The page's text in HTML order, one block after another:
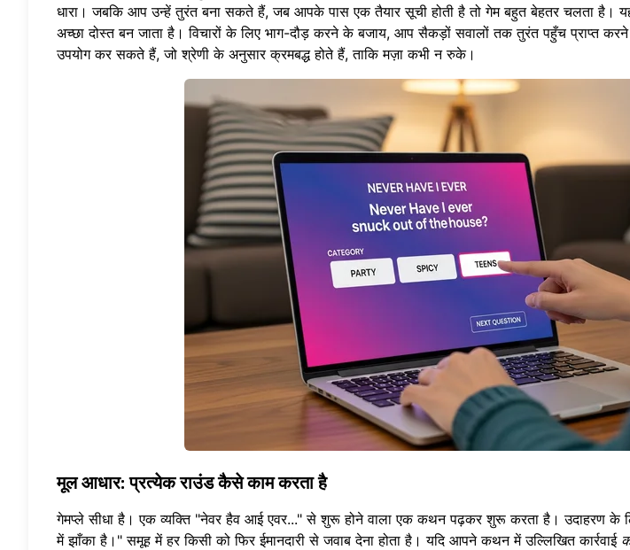
धारा। जबकि आप उन्हें तुरंत बना सकते हैं, जब आपके पास एक तैयार सूची होती है तो गेम बहुत बेहतर चलता
अच्छा दोस्त बन जाता है। विचारों के लिए भाग-दौड़ करने के बजाय, आप सैकड़ों सवालों तक तुरंत पहुँच प्राप्त
उपयोग कर सकते हैं, जो श्रेणी के अनुसार क्रमबद्ध होते हैं, ताकि मज़ा कभी न रुके।
मूल आधार: प्रत्येक राउंड कैसे काम करता है
गेमप्ले सीधा है। एक व्यक्ति "नेवर हैव आई एवर..." से शुरू होने वाला एक कथन पढ़कर शुरू करता है। उदाहरण के
में झाँका है।" समूह में हर किसी को फिर ईमानदारी से जवाब देना होता है। यदि आपने कथन में उल्लिखित कार्रवाई